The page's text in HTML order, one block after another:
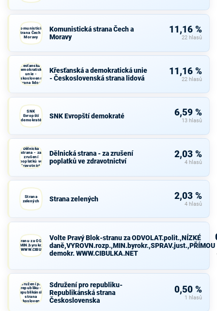
Komunistická
strana Čech a
Moravy
Komunistická strana Čech a
Moravy
11,16 %
22 hlasů
Křesťanská a
demokratická
unie -
Československá
strana lidová
Křesťanská a demokratická unie
- Československá strana lidová
11,16 %
22 hlasů
SNK
Evropští
demokraté
SNK Evropští demokraté 6,59 %
13 hlasů
Dělnická
strana - za
zrušení
poplatků ve
zdravotnictví
Dělnická strana - za zrušení
poplatků ve zdravotnictví
2,03 %
4 hlasů
Strana
zelených
Strana zelených 2,03 %
4 hlasů
Blok-stranu za ODVOLAT.polit.,NÍZKÉ
demokr. WWW.CIBULKA.NET
Volte Pravý Blok-stranu za ODVOLAT.polit.,NÍZKÉ
daně,VYROVN.rozp.,MIN.byrokr.,SPRAV.just.,PŘÍMOU
demokr. WWW.CIBULKA.NET
Sdružení pro
republiku-
Republikánská
strana
Československa
Sdružení pro republiku-
Republikánská strana
Československa
0,50 %
1 hlasů